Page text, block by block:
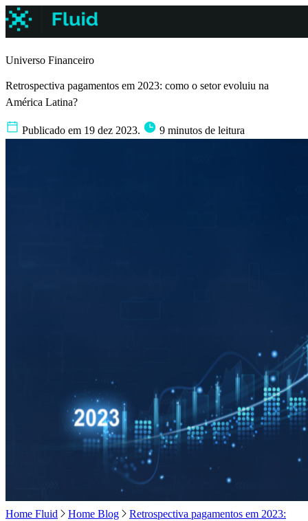
Universo Financeiro
Retrospectiva pagamentos em 2023: como o setor evoluiu na
América Latina?
Publicado em 19 dez 2023. 9 minutos de leitura
Home Fluid Home Blog
Retrospectiva pagamentos em 2023: